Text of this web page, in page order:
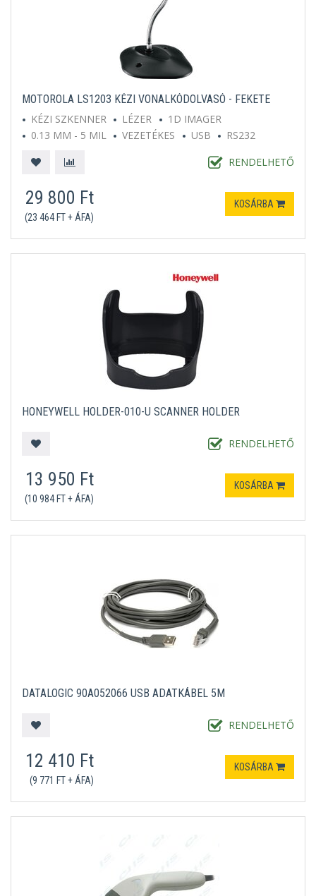
MOTOROLA LS1203 KÉZI VONALKÓDOLVASÓ - FEKETE
KÉZI SZKENNER
LÉZER
1D IMAGER
0.13 MM - 5 MIL
VEZETÉKES USB
RS232
RENDELHETŐ
29 800 Ft
(23 464 FT + ÁFA)
KOSÁRBA
HONEYWELL HOLDER-010-U SCANNER HOLDER
RENDELHETŐ
13 950 Ft
(10 984 FT + ÁFA)
KOSÁRBA
DATALOGIC 90A052066 USB ADATKÁBEL 5M
RENDELHETŐ
12 410 Ft
(9 771 FT + ÁFA)
KOSÁRBA